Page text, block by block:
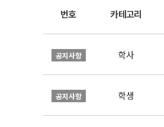
번호 카테고리
공지사항 학사
공지사항 학생